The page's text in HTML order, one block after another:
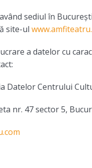
sediul în
site-ul
a datelor cu
Datelor Centrului
nr. 47 sector 5,